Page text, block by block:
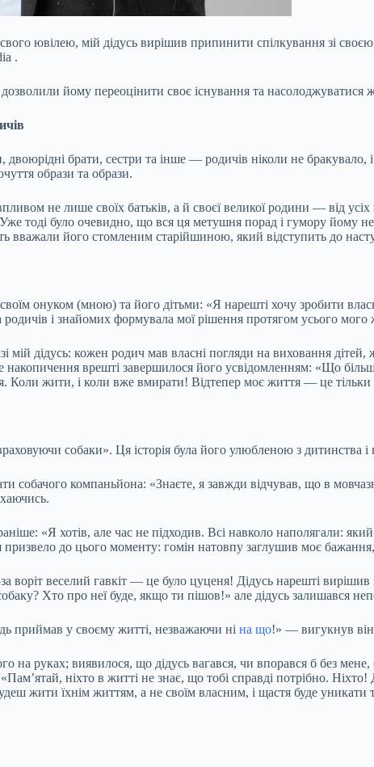
свого ювілею, мій дідусь вирішив припинити спілкування зі
.
йому переоцінити своє існування та насолоджуватися
двоюрідні брати, сестри та інше — родичів ніколи не бракувало,
образи та образи.
не лише своїх батьків, а й своєї великої родини — від
тоді було очевидно, що вся ця метушня порад і гумору йому
вважали його стомленим старійшиною, який відступить до
своїм онуком (мною) та його дітьми: «Я нарешті хочу зробити
і знайомих формувала мої рішення протягом усього мого
мій дідусь: кожен родич мав власні погляди на виховання
врешті завершилося його усвідомленням: «Що
Коли жити, і коли вже вмирати! Відтепер моє життя — це
собаки». Ця історія була його улюбленою з
собачого компаньйона: «Знаєте, я завжди відчував, що в
«Я хотів, але час не підходив. Всі навколо наполягали:
до цього моменту: гомін натовпу заглушив моє
за воріт веселий гавкіт — це було цуценя! Дідусь нарешті
Хто про неї буде, якщо ти пішов!» але дідусь залишався
приймав у своєму житті, незважаючи ні на що!» — вигукнув
на руках; виявилося, що дідусь вагався, чи впорався б без
ніхто в житті не знає, що тобі справді потрібно.
жити їхнім життям, а не своїм власним, і щастя буде